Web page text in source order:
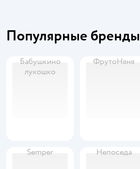
Популярные бренды
Бабушкино
лукошко
ФрутоНяня
Semper Непоседа